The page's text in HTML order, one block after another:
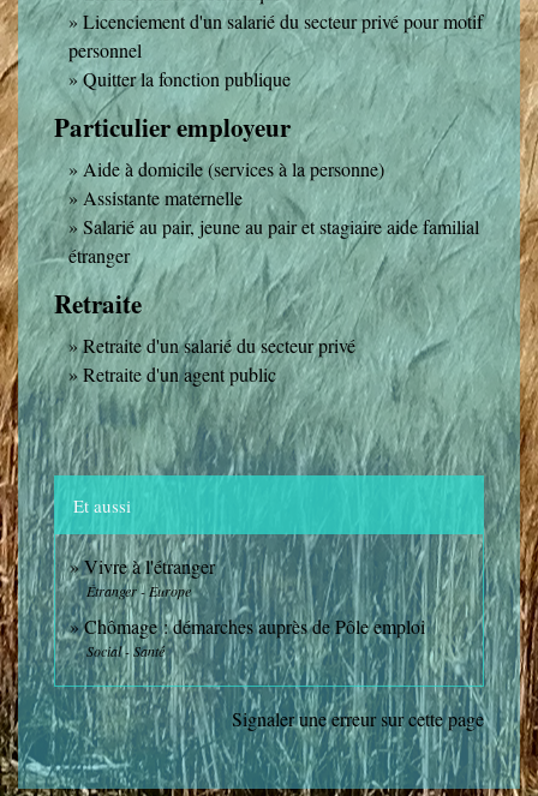
Licenciement d'un salarié du secteur privé pour motif
personnel
Quitter la fonction publique
Particulier employeur
Aide à domicile (services à la personne)
Assistante maternelle
Salarié au pair, jeune au pair et stagiaire aide familial
étranger
Retraite
Retraite d'un salarié du secteur privé
Retraite d'un agent public
Et aussi
Vivre à l'étranger
Étranger - Europe
Chômage : démarches auprès de Pôle emploi
Social - Santé
Signaler une erreur sur cette page